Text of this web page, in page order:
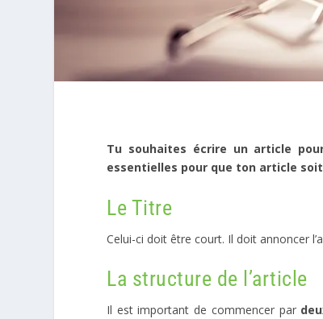
Tu souhaites écrire un article
essentielles pour que ton article
Le Titre
Celui-ci doit être court. Il doit annoncer
La structure de l’article
Il est important de commencer par